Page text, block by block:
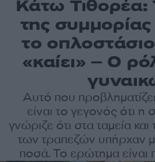
Κάτω Τιθορέα:
της
το
«καίει» – Ο
Αυτό που
είναι το γεγονός ότι
γνώριζε ότι στα ταμεία
των τραπεζών υπήρχαν
ποσά. Το ερώτημα είναι